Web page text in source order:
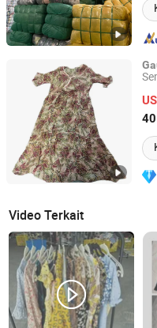
Sichuan Greensphererr
Sichuan, China
Video Terkait